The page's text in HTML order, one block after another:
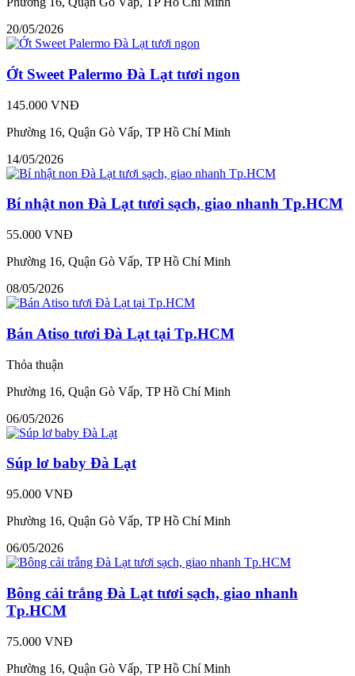
20/05/2026
Ớt Sweet Palermo Đà Lạt tươi ngon
145.000 VNĐ
Phường 16, Quận Gò Vấp, TP Hồ Chí Minh
14/05/2026
Bí nhật non Đà Lạt tươi sạch, giao nhanh Tp.HCM
55.000 VNĐ
Phường 16, Quận Gò Vấp, TP Hồ Chí Minh
08/05/2026
Bán Atiso tươi Đà Lạt tại Tp.HCM
Thỏa thuận
Phường 16, Quận Gò Vấp, TP Hồ Chí Minh
06/05/2026
Súp lơ baby Đà Lạt
95.000 VNĐ
Phường 16, Quận Gò Vấp, TP Hồ Chí Minh
06/05/2026
Bông cải trắng Đà Lạt tươi sạch, giao nhanh
Tp.HCM
75.000 VNĐ
Phường 16, Quận Gò Vấp, TP Hồ Chí Minh